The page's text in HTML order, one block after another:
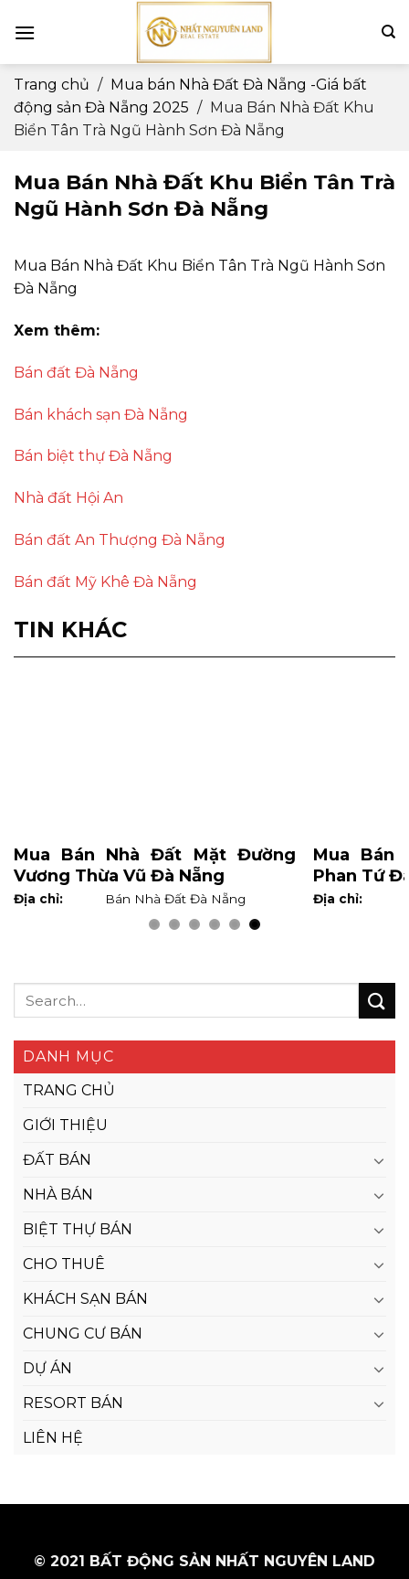
Trang chủ / Mua bán Nhà Đất Đà Nẵng -Giá bất
động sản Đà Nẵng 2025 / Mua Bán Nhà Đất Khu
Biển Tân Trà Ngũ Hành Sơn Đà Nẵng
Mua Bán Nhà Đất Khu Biển Tân Trà
Ngũ Hành Sơn Đà Nẵng
Mua Bán Nhà Đất Khu Biển Tân Trà Ngũ Hành Sơn
Đà Nẵng
Xem thêm:
Bán đất Đà Nẵng
Bán khách sạn Đà Nẵng
Bán biệt thự Đà Nẵng
Nhà đất Hội An
Bán đất An Thượng Đà Nẵng
Bán đất Mỹ Khê Đà Nẵng
TIN KHÁC
Mua Bán Nhà Đất Mặt Đường
Vương Thừa Vũ Đà Nẵng
Địa chỉ: Bán Nhà Đất Đà Nẵng
Mua Bán
Phan Tứ
Địa chỉ:
DANH MỤC
TRANG CHỦ
GIỚI THIỆU
ĐẤT BÁN
NHÀ BÁN
BIỆT THỰ BÁN
CHO THUÊ
KHÁCH SẠN BÁN
CHUNG CƯ BÁN
DỰ ÁN
RESORT BÁN
LIÊN HỆ
© 2021 BẤT ĐỘNG SẢN NHẤT NGUYÊN LAND